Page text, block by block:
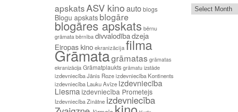
apskats ASV kinoauto blogs
Blogu apskats blogāre
blogāres apskats bērnu
grāmata bērnība divvalodībadzeja
Eiropas kinoekranizācijafilma
Grāmatagrāmatas grāmatas
ekranizācija Grāmatplaukts grāmatu izstāde
izdevniecība Jānis Rozeizdevniecība Kontinents
izdevniecība Lauku Avīze izdevniecība
Liesma izdevniecība Prometejs
Izdevniecība Zinātne izdevniecība